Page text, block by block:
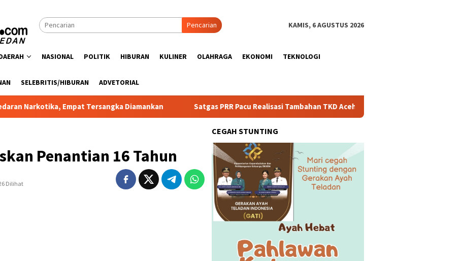
Pencarian KAMIS, 6 AGUSTUS 2026
NASIONAL POLITIK HIBURAN KULINER OLAHRAGA EKONOMI TEKNOLOGI
SELEBRITIS/HIBURAN ADVETORIAL
Empat Tersangka Diamankan Satgas PRR Pacu Realisasi Tambahan TKD Aceh Rp1,65 Triliun, Pastikan Transparan dan
Penantian 16 Tahun
Dilihat
CEGAH STUNTING